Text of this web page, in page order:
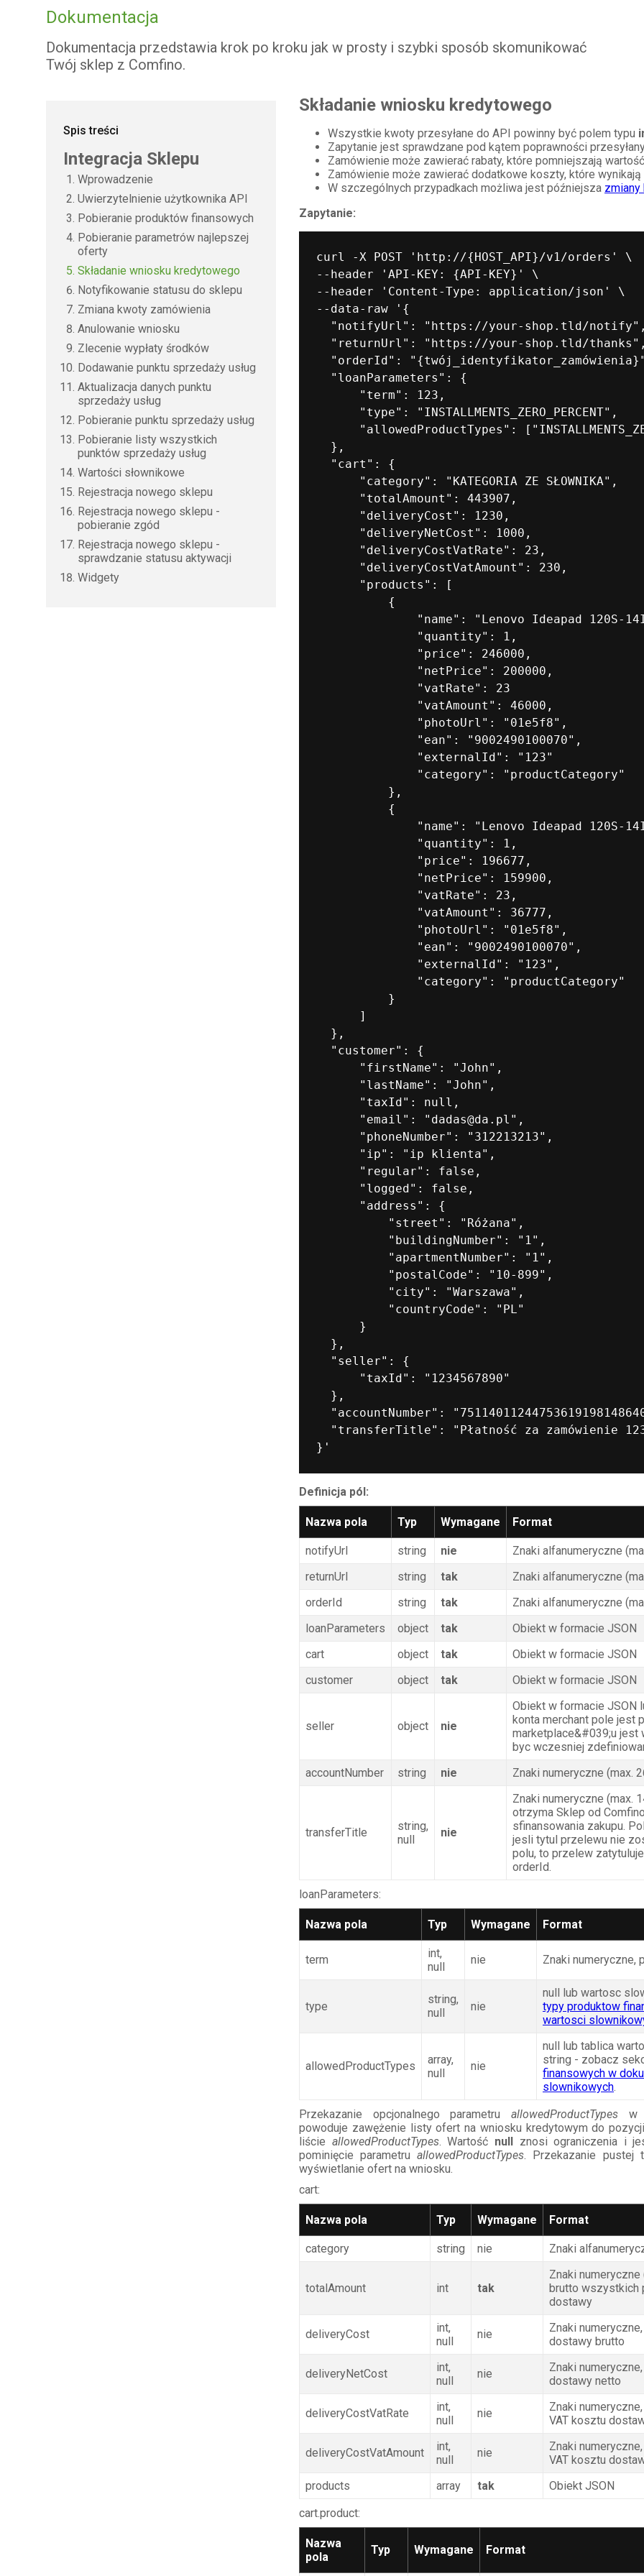
Dokumentacja
Dokumentacja przedstawia krok po kroku jak w prosty i szybki sposób skomunikować
Twój sklep z Comfino.
Spis treści
Integracja Sklepu
Wprowadzenie
Uwierzytelnienie użytkownika API
Pobieranie produktów finansowych
Pobieranie parametrów najlepszej
oferty
Składanie wniosku kredytowego
Notyfikowanie statusu do sklepu
Zmiana kwoty zamówienia
Anulowanie wniosku
Zlecenie wypłaty środków
Dodawanie punktu sprzedaży usług
Aktualizacja danych punktu
sprzedaży usług
Pobieranie punktu sprzedaży usług
Pobieranie listy wszystkich
punktów sprzedaży usług
Wartości słownikowe
Rejestracja nowego sklepu
Rejestracja nowego sklepu -
pobieranie zgód
Rejestracja nowego sklepu -
sprawdzanie statusu aktywacji
Widgety
Składanie wniosku kredytowego
Wszystkie kwoty przesyłane do API powinny być polem typu
Zapytanie jest sprawdzane pod kątem poprawności
Zamówienie może zawierać rabaty, które pomniejszają
Zamówienie może zawierać dodatkowe koszty, które
W szczególnych przypadkach możliwa jest późniejsza
Zapytanie:
curl -X POST 'http://{HOST_API}/v1/orders' \
--header 'API-KEY: {API-KEY}' \
--header 'Content-Type: application/json' \
--data-raw '{
  "notifyUrl": "https://your-shop.tld/notify",
  "returnUrl": "https://your-shop.tld/thanks",
"orderId":
  "loanParameters": {
      "term": 123,
      "type": "INSTALLMENTS_ZERO_PERCENT",
"allowedProductTypes":
  },
  "cart": {
      "category": "KATEGORIA ZE SŁOWNIKA",
      "totalAmount": 443907,
      "deliveryCost": 1230,
      "deliveryNetCost": 1000,
      "deliveryCostVatRate": 23,
      "deliveryCostVatAmount": 230,
      "products": [
          {
"name": "Lenovo Ideapad 120S-
              "quantity": 1,
              "price": 246000,
              "netPrice": 200000,
              "vatRate": 23
              "vatAmount": 46000,
              "photoUrl": "01e5f8",
              "ean": "9002490100070",
              "externalId": "123"
              "category": "productCategory"
          },
          {
"name": "Lenovo Ideapad 120S-
              "quantity": 1,
              "price": 196677,
              "netPrice": 159900,
              "vatRate": 23,
              "vatAmount": 36777,
              "photoUrl": "01e5f8",
              "ean": "9002490100070",
              "externalId": "123",
              "category": "productCategory"
          }
      ]
  },
  "customer": {
      "firstName": "John",
      "lastName": "John",
      "taxId": null,
      "email": "dadas@da.pl",
      "phoneNumber": "312213213",
      "ip": "ip klienta",
      "regular": false,
      "logged": false,
      "address": {
          "street": "Różana",
          "buildingNumber": "1",
          "apartmentNumber": "1",
          "postalCode": "10-899",
          "city": "Warszawa",
          "countryCode": "PL"
      }
  },
  "seller": {
      "taxId": "1234567890"
  },
"accountNumber":
"transferTitle": "Płatność za zamówienie
Definicja pól:
Nazwa pola Typ Wymagane Format
notifyUrl string nie
Znaki alfanumeryczne
returnUrl
string tak
Znaki alfanumeryczne
orderId
string tak
Znaki alfanumeryczne
loanParameters
object tak
Obiekt w formacie JSON
cart
object tak
Obiekt w formacie JSON
customer
object tak Obiekt w formacie JSON
seller object nie
Obiekt w formacie JSON
konta merchant pole jest
marketplace&#039;u jest
byc wczesniej
accountNumber
string nie Znaki numeryczne (max.
transferTitle
string,
null
nie
Znaki numeryczne (max.
otrzyma Sklep od
sfinansowania zakupu.
jesli tytul przelewu nie
polu, to przelew
orderId.
loanParameters:
Nazwa pola Typ Wymagane Format
term
int,
null
nie Znaki numeryczne,
type
string,
null
nie
null lub wartosc
typy produktow
wartosci
allowedProductTypes
array,
null
nie
null lub tablica
string - zobacz
finansowych w
slownikowych.
Przekazanie opcjonalnego parametru allowedProductTypes w
powoduje zawężenie listy ofert na wniosku kredytowym do
liście allowedProductTypes. Wartość nullznosi ograniczenia i
pominięcie parametruallowedProductTypes. Przekazanie pustej
wyświetlanie ofert na wniosku.
cart:
Nazwa pola Typ Wymagane Format
category string nie Znaki
totalAmount int tak
Znaki
brutto wszystkich
dostawy
deliveryCost
int,
null
nie
Znaki
dostawy brutto
deliveryNetCost
int,
null
nie
Znaki
dostawy netto
deliveryCostVatRate
int,
null
nie
Znaki
VAT kosztu
deliveryCostVatAmount
int,
null
nie
Znaki
VAT kosztu
products
array tak
Obiekt JSON
cart.product:
Nazwa
pola
Typ Wymagane Format